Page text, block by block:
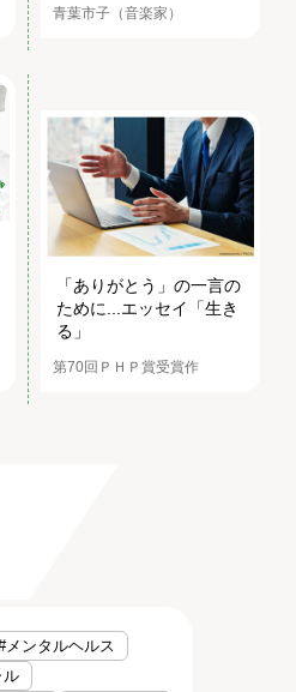
青葉市子（音楽家）
「ありがとう」の一言の
ために...エッセイ「生き
る」
第70回ＰＨＰ賞受賞作
メンタルヘルス
ル